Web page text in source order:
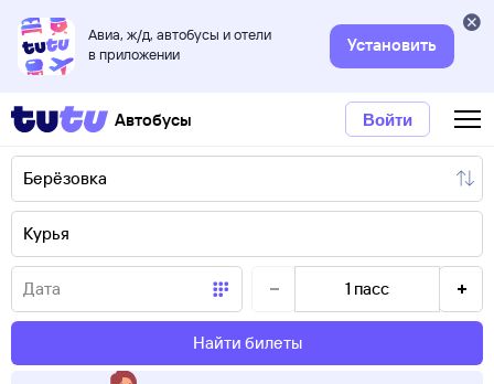
Авиа, ж/д, автобусы и отели
в приложении
Установить
Автобусы Войти
1 пасс
Найти билеты